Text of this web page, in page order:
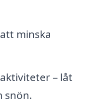
minska
– låt
snön.